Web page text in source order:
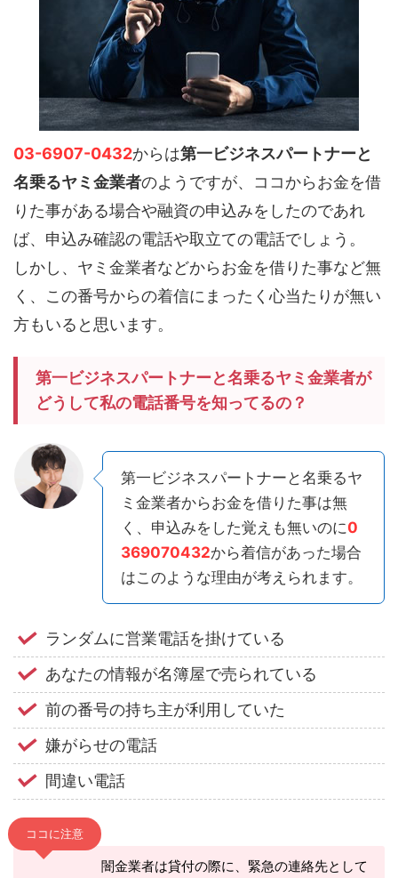
03-6907-0432からは第一ビジネスパートナーと
名乗るヤミ金業者のようですが、ココからお金を借
りた事がある場合や融資の申込みをしたのであれ
ば、申込み確認の電話や取立ての電話でしょう。
しかし、ヤミ金業者などからお金を借りた事など無
く、この番号からの着信にまったく心当たりが無い
方もいると思います。
第一ビジネスパートナーと名乗るヤミ金業者が
どうして私の電話番号を知ってるの？
第一ビジネスパートナーと名乗るヤ
ミ金業者からお金を借りた事は無
く、申込みをした覚えも無いのに0
369070432から着信があった場合
はこのような理由が考えられます。
ランダムに営業電話を掛けている
あなたの情報が名簿屋で売られている
前の番号の持ち主が利用していた
嫌がらせの電話
間違い電話
ココに注意
闇金業者は貸付の際に、緊急の連絡先として